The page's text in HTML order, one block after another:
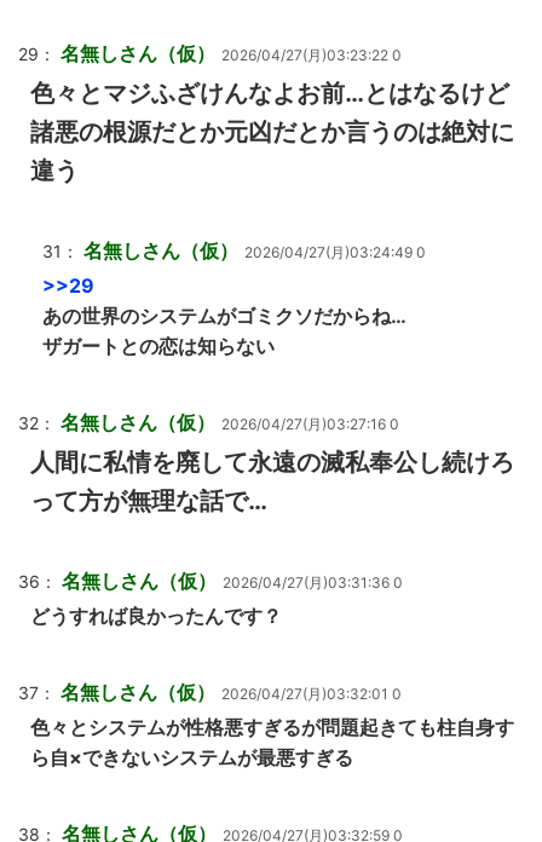
29： 名無しさん（仮） 2026/04/27(月)03:23:22 0
色々とマジふざけんなよお前…とはなるけど
諸悪の根源だとか元凶だとか言うのは絶対に
違う
31： 名無しさん（仮） 2026/04/27(月)03:24:49 0
>>29
あの世界のシステムがゴミクソだからね…
ザガートとの恋は知らない
32： 名無しさん（仮） 2026/04/27(月)03:27:16 0
人間に私情を廃して永遠の滅私奉公し続けろ
って方が無理な話で…
36： 名無しさん（仮） 2026/04/27(月)03:31:36 0
どうすれば良かったんです？
37： 名無しさん（仮） 2026/04/27(月)03:32:01 0
色々とシステムが性格悪すぎるが問題起きても柱自身す
ら自×できないシステムが最悪すぎる
38： 名無しさん（仮） 2026/04/27(月)03:32:59 0